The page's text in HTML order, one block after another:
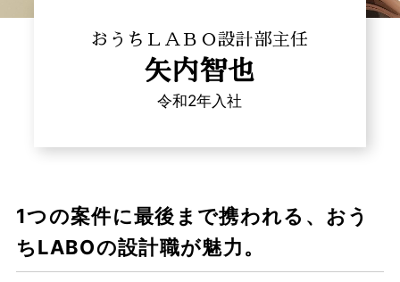
おうちＬＡＢＯ設計部主任
矢内智也
令和2年入社
1つの案件に最後まで携われる、おう
ちLABOの設計職が魅力。